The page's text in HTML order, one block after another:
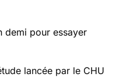
demi pour essayer
lancée par le CHU